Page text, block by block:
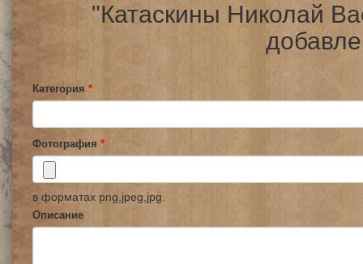
"Катаскины Николай
Категория *
Фотография *
в форматах png,jpeg,jpg.
Описание